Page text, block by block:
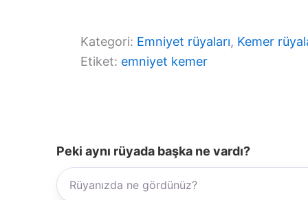
Kategori: Emniyet rüyaları, Kemer
Etiket: emniyet kemer
Peki aynı rüyada başka ne vardı?